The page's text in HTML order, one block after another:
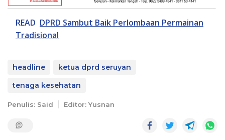
READ DPRD Sambut Baik Perlombaan Permainan
Tradisional
headline
ketua dprd seruyan
tenaga kesehatan
Penulis: Said Editor: Yusnan